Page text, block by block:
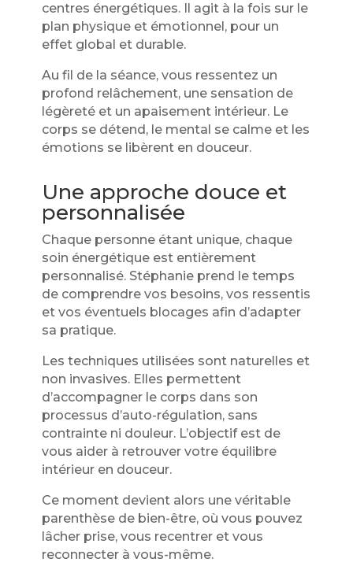
centres énergétiques. Il agit à la fois sur le
plan physique et émotionnel, pour un
effet global et durable.
Au fil de la séance, vous ressentez un
profond relâchement, une sensation de
légèreté et un apaisement intérieur. Le
corps se détend, le mental se calme et les
émotions se libèrent en douceur.
Une approche douce et
personnalisée
Chaque personne étant unique, chaque
soin énergétique est entièrement
personnalisé. Stéphanie prend le temps
de comprendre vos besoins, vos ressentis
et vos éventuels blocages afin d’adapter
sa pratique.
Les techniques utilisées sont naturelles et
non invasives. Elles permettent
d’accompagner le corps dans son
processus d’auto-régulation, sans
contrainte ni douleur. L’objectif est de
vous aider à retrouver votre équilibre
intérieur en douceur.
Ce moment devient alors une véritable
parenthèse de bien-être, où vous pouvez
lâcher prise, vous recentrer et vous
reconnecter à vous-même.